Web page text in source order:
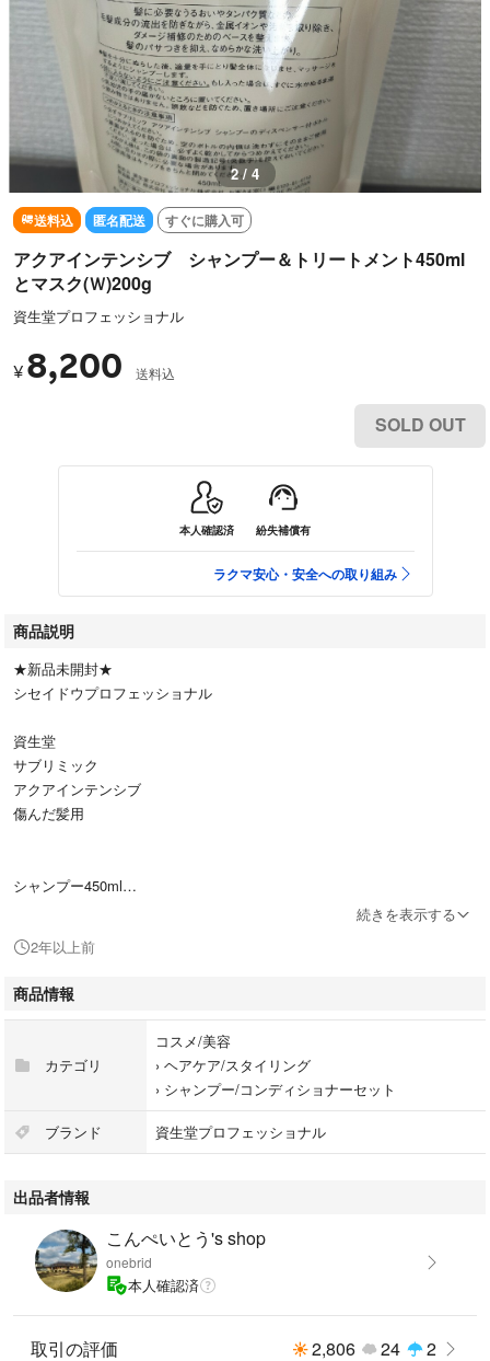
2 / 4
送料込 匿名配送 すぐに購入可
アクアインテンシブ シャンプー＆トリートメント450ml
とマスク(Ｗ)200g
資生堂プロフェッショナル
¥ 8,200 送料込
SOLD OUT
本人確認済 紛失補償有
ラクマ安心・安全への取り組み
商品説明
★新品未開封★
シセイドウプロフェッショナル
資生堂
サブリミック
アクアインテンシブ
傷んだ髪用
シャンプー450ml
★詰め替え用トリートメント（W）450g
アクアインテンシブマスク(Ｗ) 200g
★サブリミックの『ワンダーシールドa』『エアリーフロー』『アデノバ
イタル』『アクアインテンシブ』でご希望の種類やサイズ組み合わせで、
まとめ買いの場合は少しお値下げさせて頂きますのでお気軽にコメントを
お願い申し上げます。
続きを表示する
2年以上前
商品情報
カテゴリ
コスメ/美容
› ヘアケア/スタイリング
› シャンプー/コンディショナーセット
ブランド 資生堂プロフェッショナル
出品者情報
こんぺいとう's shop
onebrid
本人確認済
取引の評価 2,806 24 2